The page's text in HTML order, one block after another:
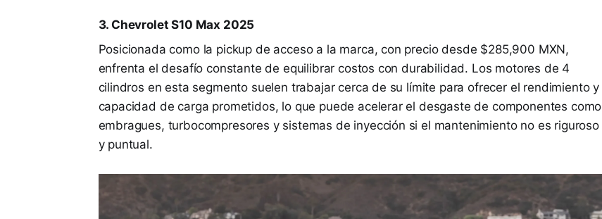
3. Chevrolet S10 Max 2025
Posicionada como la pickup de acceso a la marca, con precio desde $285,900 MXN,
enfrenta el desafío constante de equilibrar costos con durabilidad. Los motores de 4
cilindros en esta segmento suelen trabajar cerca de su límite para ofrecer el rendimiento y
capacidad de carga prometidos, lo que puede acelerar el desgaste de componentes como
embragues, turbocompresores y sistemas de inyección si el mantenimiento no es riguroso
y puntual.